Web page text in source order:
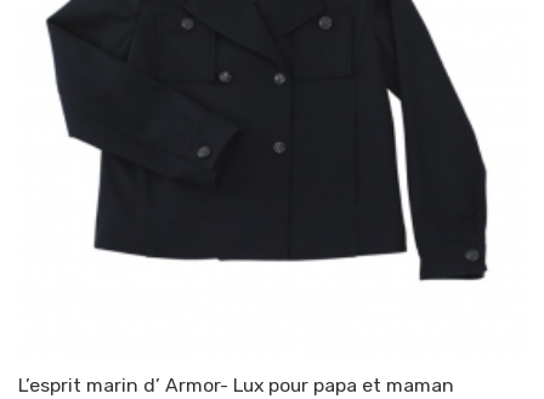
L’esprit marin d’ Armor- Lux pour papa et maman